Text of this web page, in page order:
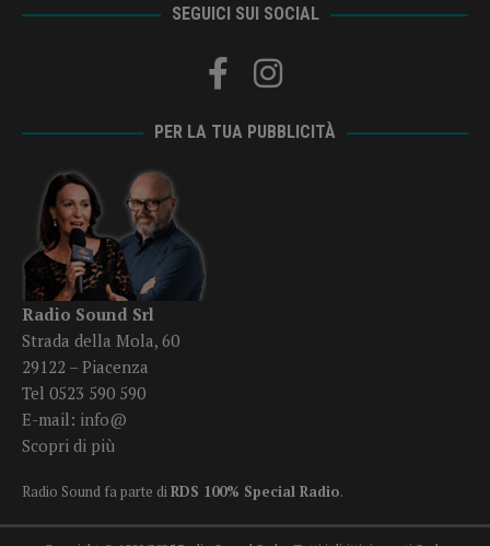
SEGUICI SUI SOCIAL
PER LA TUA PUBBLICITÀ
Radio Sound Srl
Strada della Mola, 60
29122 – Piacenza
Tel 0523 590 590
E-mail: info@
Scopri di più
Radio Sound fa parte di RDS 100% Special Radio.